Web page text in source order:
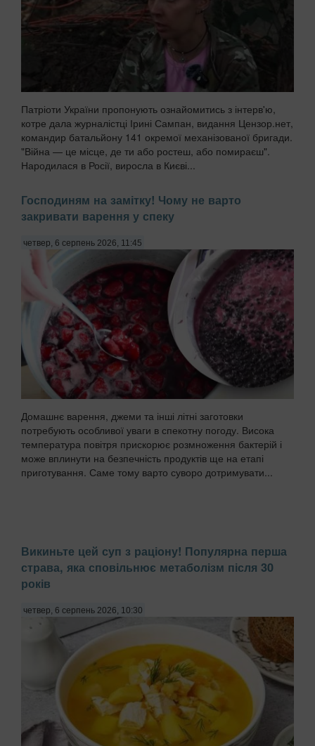
Патріоти України пропонують ознайомитись з інтерв'ю,
котре дала журналістці Ірині Сампан, видання Цензор.нет,
командир батальйону 141 окремої механізованої бригади.
"Війна — це місце, де ти або ростеш, або помираєш".
Народилася в Росії, виросла в Києві...
Господиням на замітку! Чому не варто
закривати варення у спеку
четвер, 6 серпень 2026, 11:45
Домашнє варення, джеми та інші літні заготовки
потребують особливої уваги в спекотну погоду. Висока
температура повітря прискорює розмноження бактерій і
може вплинути на безпечність продуктів ще на етапі
приготування. Саме тому варто суворо дотримувати...
Викиньте цей суп з раціону! Популярна перша
страва, яка сповільнює метаболізм після 30
років
четвер, 6 серпень 2026, 10:30